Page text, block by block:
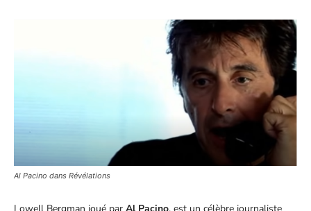
Al Pacino dans Révélations